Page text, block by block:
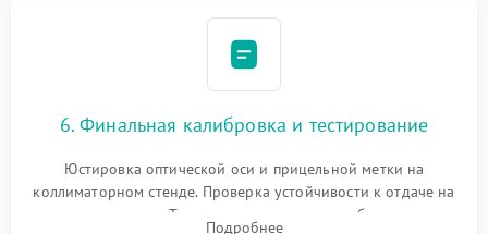
6. Финальная калибровка и тестирование
Юстировка оптической оси и прицельной метки на
коллиматорном стенде. Проверка устойчивости к отдаче на
ударном стенде. Тестирование качества изображения в
Подробнее